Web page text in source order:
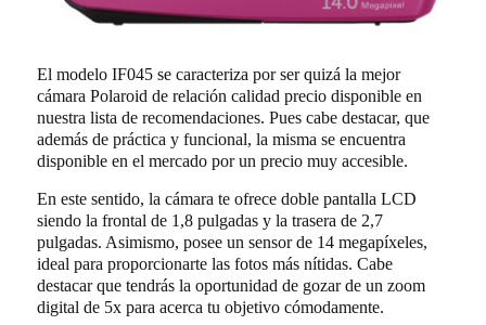
El modelo IF045 se caracteriza por ser quizá la mejor
cámara Polaroid de relación calidad precio disponible en
nuestra lista de recomendaciones. Pues cabe destacar, que
además de práctica y funcional, la misma se encuentra
disponible en el mercado por un precio muy accesible.
En este sentido, la cámara te ofrece doble pantalla LCD
siendo la frontal de 1,8 pulgadas y la trasera de 2,7
pulgadas. Asimismo, posee un sensor de 14 megapíxeles,
ideal para proporcionarte las fotos más nítidas. Cabe
destacar que tendrás la oportunidad de gozar de un zoom
digital de 5x para acerca tu objetivo cómodamente.